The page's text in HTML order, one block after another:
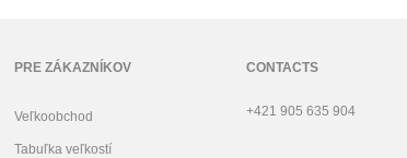
PRE ZÁKAZNÍKOV
Veľkoobchod
Tabuľka veľkostí
CONTACTS
+421 905 635 904